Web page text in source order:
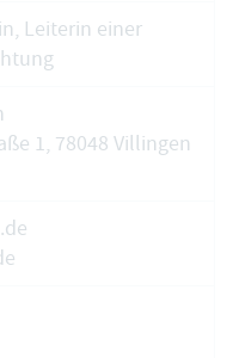
Leiterin einer
1, 78048 Villingen